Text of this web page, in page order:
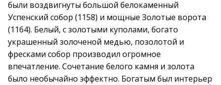
были воздвигнуты большой белокаменный
Успенский собор (1158) и мощные Золотые ворота
(1164). Белый, с золотыми куполами, богато
украшенный золоченой медью, позолотой и
фресками собор производил огромное
впечатление. Сочетание белого камня и золота
было необычайно эффектно. Богатым был интерьер